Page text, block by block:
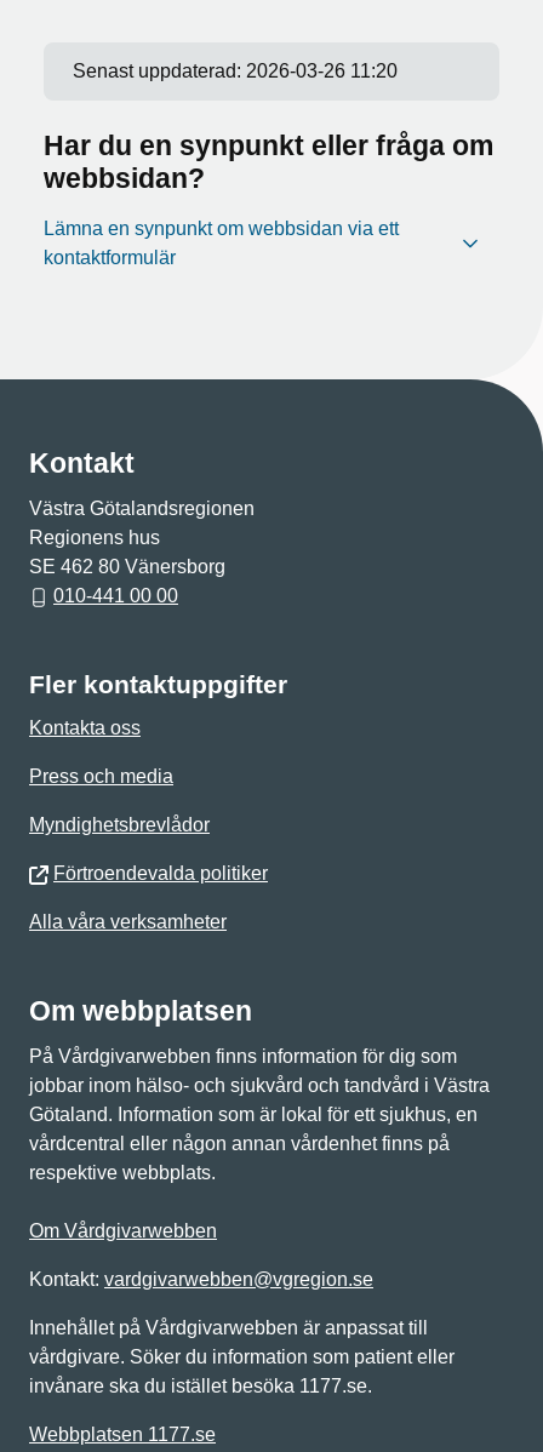
Senast uppdaterad: 2026-03-26 11:20
Har du en synpunkt eller fråga om
webbsidan?
Lämna en synpunkt om webbsidan via ett
kontaktformulär
Kontakt
Västra Götalandsregionen
Regionens hus
SE 462 80 Vänersborg
010-441 00 00
Fler kontaktuppgifter
Kontakta oss
Press och media
Myndighetsbrevlådor
Förtroendevalda politiker
Alla våra verksamheter
Om webbplatsen
På Vårdgivarwebben finns information för dig som
jobbar inom hälso- och sjukvård och tandvård i Västra
Götaland. Information som är lokal för ett sjukhus, en
vårdcentral eller någon annan vårdenhet finns på
respektive webbplats.
Om Vårdgivarwebben
Kontakt: vardgivarwebben@vgregion.se
Innehållet på Vårdgivarwebben är anpassat till
vårdgivare. Söker du information som patient eller
invånare ska du istället besöka 1177.se.
Webbplatsen 1177.se